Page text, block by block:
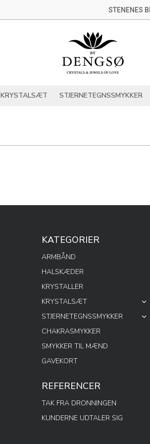
STENENES
KRYSTALSÆT STJERNETEGNSSMYKKER
KATEGORIER
ARMBÅND
HALSKÆDER
KRYSTALLER
KRYSTALSÆT
STJERNETEGNSSMYKKER
CHAKRASMYKKER
SMYKKER TIL MÆND
GAVEKORT
REFERENCER
TAK FRA DRONNINGEN
KUNDERNE UDTALER SIG